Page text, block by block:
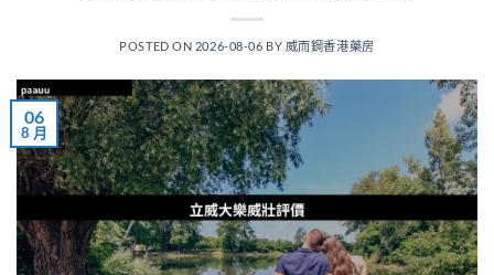
POSTED ON 2026-08-06 BY 威而鋼香港藥房
06
8 月